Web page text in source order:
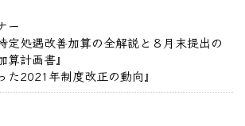
ー
定処遇改善加算の全解説と８月末提出の
計画書』
た2021年制度改正の動向』